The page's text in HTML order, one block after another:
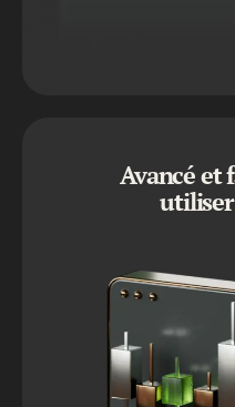
Avancé et